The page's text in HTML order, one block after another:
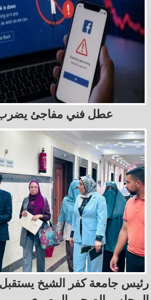
عطل فني مفاجئ
رئيس جامعة كفر الشيخ